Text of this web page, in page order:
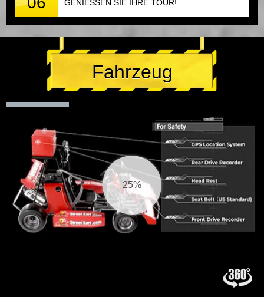
GENIESSEN SIE IHRE TOUR!
Fahrzeug
26%